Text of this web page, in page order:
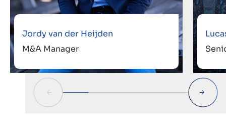
Jordy van der Heijden
M&A Manager